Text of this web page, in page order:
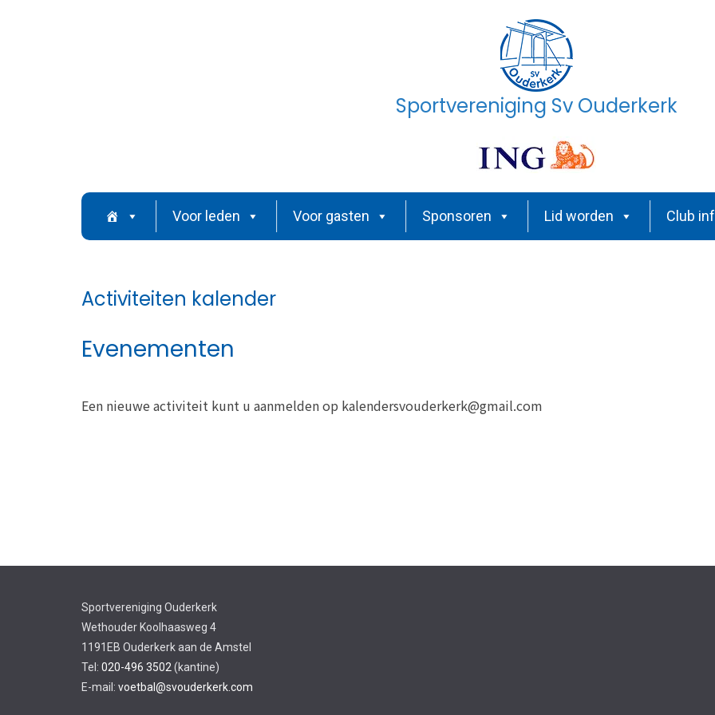
Sportvereniging Sv Ouderkerk
Voor leden Voor gasten Sponsoren Lid worden Club
Activiteiten kalender
Evenementen
Een nieuwe activiteit kunt u aanmelden op kalendersvouderkerk@gmail.com
Sportvereniging Ouderkerk
Wethouder Koolhaasweg 4
1191EB Ouderkerk aan de Amstel
Tel: 020-496 3502 (kantine)
E-mail: voetbal@svouderkerk.com